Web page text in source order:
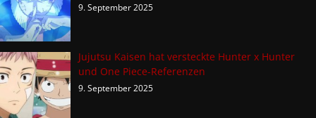
9. September 2025
Jujutsu Kaisen hat versteckte Hunter x Hunter
und One Piece-Referenzen
9. September 2025